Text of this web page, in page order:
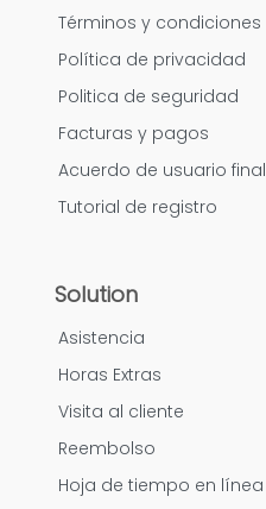
Términos y condiciones
Política de privacidad
Politica de seguridad
Facturas y pagos
Acuerdo de usuario final
Tutorial de registro
Solution
Asistencia
Horas Extras
Visita al cliente
Reembolso
Hoja de tiempo en línea